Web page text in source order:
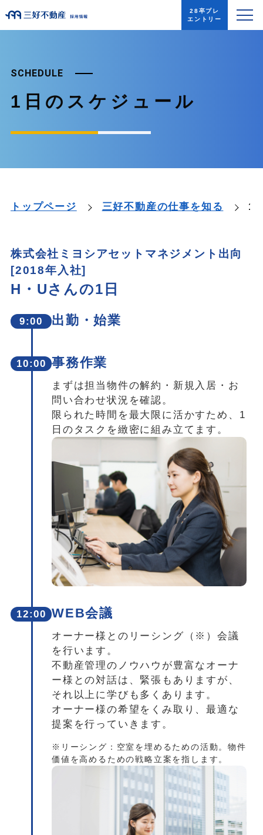
28卒プレ
エントリー
SCHEDULE
1日のスケジュール
トップページ 三好不動産の仕事を知る 1
株式会社ミヨシアセットマネジメント出向
[2018年入社]
H・Uさんの1日
9:00 出勤・始業
10:00 事務作業
まずは担当物件の解約・新規入居・お
問い合わせ状況を確認。
限られた時間を最大限に活かすため、1
日のタスクを緻密に組み立てます。
12:00 WEB会議
オーナー様とのリーシング（※）会議
を行います。
不動産管理のノウハウが豊富なオーナ
ー様との対話は、緊張もありますが、
それ以上に学びも多くあります。
オーナー様の希望をくみ取り、最適な
提案を行っていきます。
※リーシング：空室を埋めるための活動。物件
価値を高めるための戦略立案を指します。